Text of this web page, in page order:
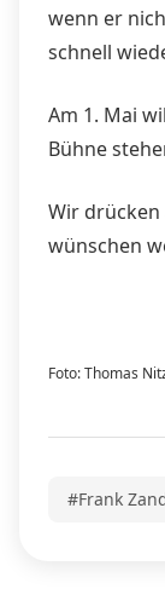
wenn er
schnell
Am 1. Mai
Bühne
Wir drücken
wünschen
Foto: Thomas
#Frank